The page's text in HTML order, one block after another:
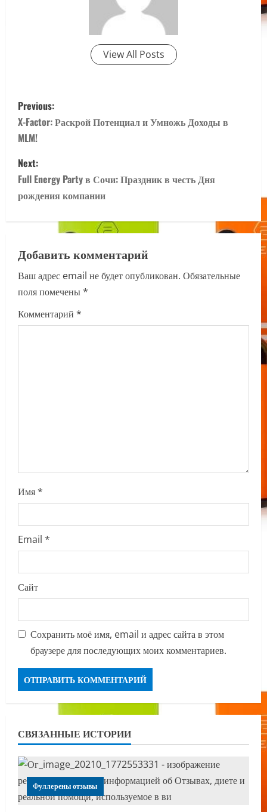
View All Posts
P
o
s
t
n
v
i
g
a
Previous:
X-Factor: Раскрой Потенциал и Умножь Доходы в
MLM!
Next:
Full Energy Party в Сочи: Праздник в честь Дня
рождения компании
Добавить комментарий
Ваш адрес email не будет опубликован. Обязательные
поля помечены*
Комментарий *
Имя*
Email *
Сайт
Сохранить моё имя, email и адрес сайта в этом
браузере для последующих моих комментариев.
СВЯЗАННЫЕ ИСТОРИИ
Фуллерены отзывы